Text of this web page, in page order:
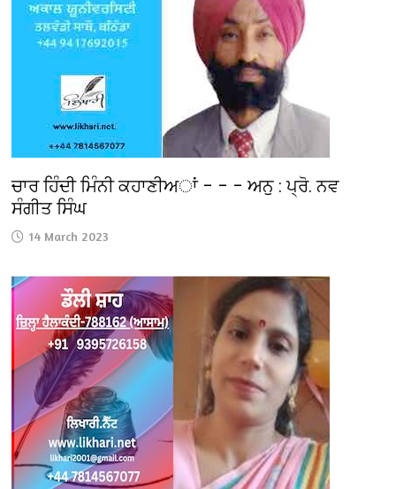
ਚਾਰ ਹਿੰਦੀ ਮਿੰਨੀ ਕਹਾਣੀਅਾਂ – – – ਅਨੁ : ਪ੍ਰੋ. ਨਵ
ਸੰਗੀਤ ਸਿੰਘ
14 March 2023